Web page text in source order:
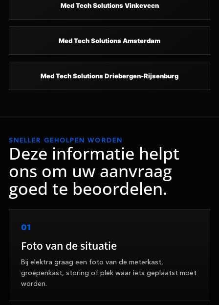
Med Tech Solutions Vinkeveen
Med Tech Solutions Amsterdam
Med Tech Solutions Driebergen-Rijsenburg
SNELLER GEHOLPEN WORDEN
Deze informatie helpt
ons om uw aanvraag
goed te beoordelen.
01
Foto van de situatie
Bij elektra graag een foto van de meterkast,
groepenkast, storing of plek waar iets geplaatst moet
worden.